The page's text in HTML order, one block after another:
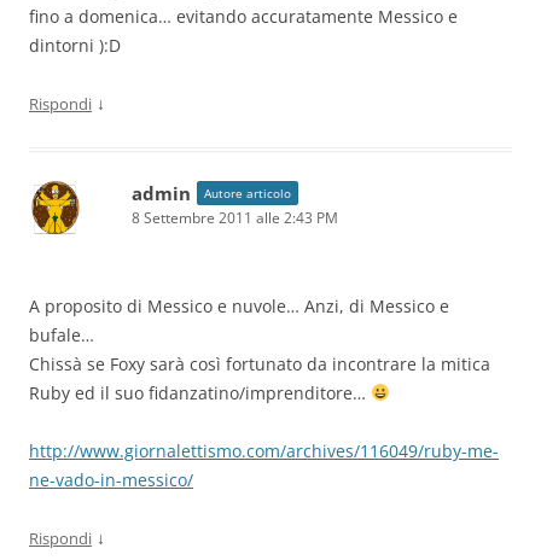
fino a domenica… evitando accuratamente Messico e
dintorni ):D
Rispondi ↓
admin Autore articolo
8 Settembre 2011 alle 2:43 PM
A proposito di Messico e nuvole… Anzi, di Messico e
bufale…
Chissà se Foxy sarà così fortunato da incontrare la mitica
Ruby ed il suo fidanzatino/imprenditore…
http://www.giornalettismo.com/archives/116049/ruby-me-
ne-vado-in-messico/
Rispondi ↓